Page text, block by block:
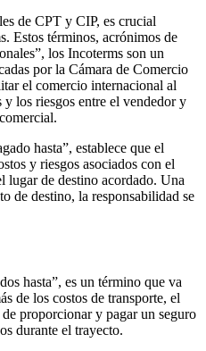
de CPT y CIP, es crucial
Estos términos, acrónimos de
los Incoterms son un
por la Cámara de Comercio
el comercio internacional al
y los riesgos entre el vendedor y
hasta”, establece que el
y riesgos asociados con el
lugar de destino acordado. Una
de destino, la responsabilidad se
hasta”, es un término que va
de los costos de transporte, el
proporcionar y pagar un seguro
durante el trayecto.